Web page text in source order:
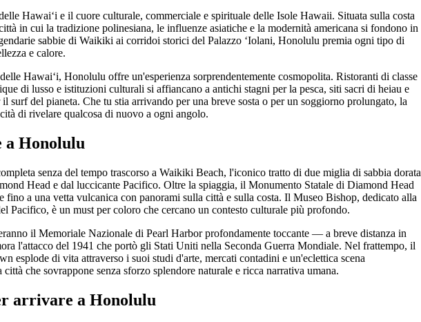
Hawaiʻi e il cuore culturale, commerciale e spirituale delle Isole Hawaii. Situata sulla costa
in cui la tradizione polinesiana, le influenze asiatiche e la modernità americana si fondono in
sabbie di Waikiki ai corridoi storici del Palazzo ʻIolani, Honolulu premia ogni tipo di
e calore.
Hawaiʻi, Honolulu offre un'esperienza sorprendentemente cosmopolita. Ristoranti di classe
di lusso e istituzioni culturali si affiancano a antichi stagni per la pesca, siti sacri di heiau e
surf del pianeta. Che tu stia arrivando per una breve sosta o per un soggiorno prolungato, la
di rivelare qualcosa di nuovo a ogni angolo.
a Honolulu
senza del tempo trascorso a Waikiki Beach, l'iconico tratto di due miglia di sabbia dorata
Head e dal luccicante Pacifico. Oltre la spiaggia, il Monumento Statale di Diamond Head
fino a una vetta vulcanica con panorami sulla città e sulla costa. Il Museo Bishop, dedicato alla
Pacifico, è un must per coloro che cercano un contesto culturale più profondo.
il Memoriale Nazionale di Pearl Harbor profondamente toccante — a breve distanza in
l'attacco del 1941 che portò gli Stati Uniti nella Seconda Guerra Mondiale. Nel frattempo, il
esplode di vita attraverso i suoi studi d'arte, mercati contadini e un'eclettica scena
che sovrappone senza sforzo splendore naturale e ricca narrativa umana.
arrivare a Honolulu